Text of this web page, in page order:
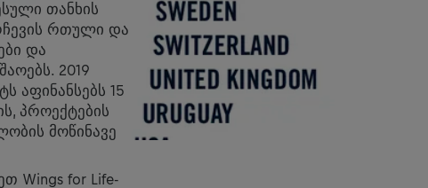
თანხის
რთული და
და
2019
აფინანსებს 15
პროექტების
მოწინავე
Wings for Life-